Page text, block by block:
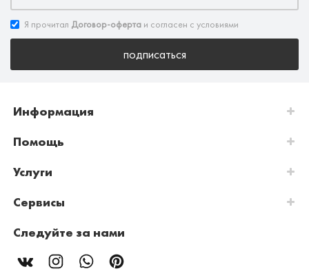
Я прочитал Договор-оферта и согласен с условиями
подписаться
Информация
Помощь
Услуги
Сервисы
Следуйте за нами